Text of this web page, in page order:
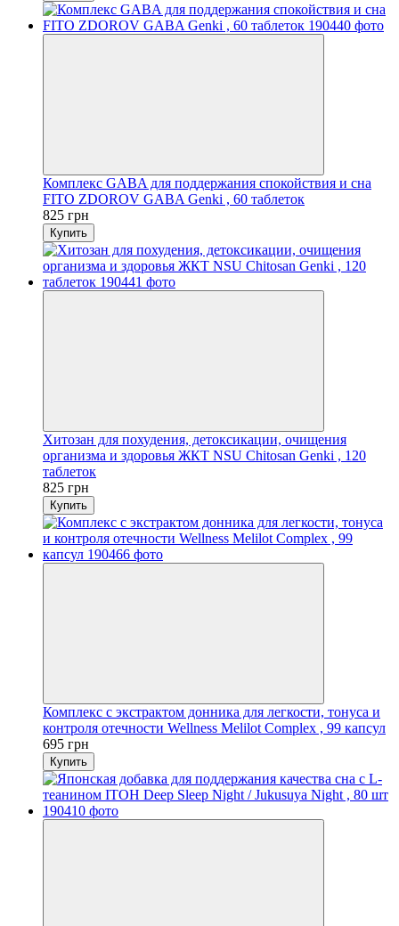
Комплекс GABA для поддержания спокойствия и сна
FITO ZDOROV GABA Genki , 60 таблеток
825 грн
Купить
Хитозан для похудения, детоксикации, очищения
организма и здоровья ЖКТ NSU Chitosan Genki , 120
таблеток
825 грн
Купить
Комплекс с экстрактом донника для легкости, тонуса и
контроля отечности Wellness Melilot Complex , 99 капсул
695 грн
Купить